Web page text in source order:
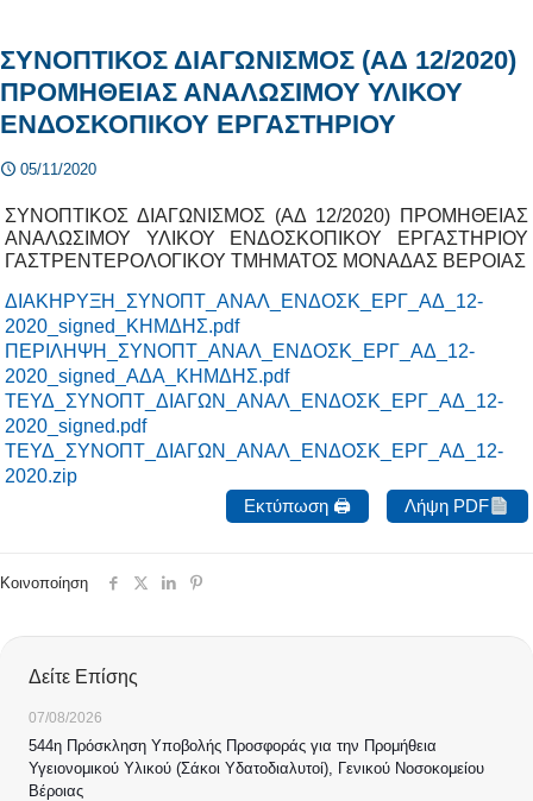
ΣΥΝΟΠΤΙΚΟΣ ΔΙΑΓΩΝΙΣΜΟΣ (ΑΔ 12/2020)
ΠΡΟΜΗΘΕΙΑΣ ΑΝΑΛΩΣΙΜΟΥ ΥΛΙΚΟΥ
ΕΝΔΟΣΚΟΠΙΚΟΥ ΕΡΓΑΣΤΗΡΙΟΥ
05/11/2020
ΣΥΝΟΠΤΙΚΟΣ ΔΙΑΓΩΝΙΣΜΟΣ (ΑΔ 12/2020) ΠΡΟΜΗΘΕΙΑΣ
ΑΝΑΛΩΣΙΜΟΥ ΥΛΙΚΟΥ ΕΝΔΟΣΚΟΠΙΚΟΥ ΕΡΓΑΣΤΗΡΙΟΥ
ΓΑΣΤΡΕΝΤΕΡΟΛΟΓΙΚΟΥ ΤΜΗΜΑΤΟΣ ΜΟΝΑΔΑΣ ΒΕΡΟΙΑΣ
ΔΙΑΚΗΡΥΞΗ_ΣΥΝΟΠΤ_ΑΝΑΛ_ΕΝΔΟΣΚ_ΕΡΓ_ΑΔ_12-
2020_signed_ΚΗΜΔΗΣ.pdf
ΠΕΡΙΛΗΨΗ_ΣΥΝΟΠΤ_ΑΝΑΛ_ΕΝΔΟΣΚ_ΕΡΓ_ΑΔ_12-
2020_signed_ΑΔΑ_ΚΗΜΔΗΣ.pdf
ΤΕΥΔ_ΣΥΝΟΠΤ_ΔΙΑΓΩΝ_ΑΝΑΛ_ΕΝΔΟΣΚ_ΕΡΓ_ΑΔ_12-
2020_signed.pdf
ΤΕΥΔ_ΣΥΝΟΠΤ_ΔΙΑΓΩΝ_ΑΝΑΛ_ΕΝΔΟΣΚ_ΕΡΓ_ΑΔ_12-
2020.zip
Εκτύπωση 🖨
Λήψη PDF
Κοινοποίηση
Δείτε Επίσης
07/08/2026
544η Πρόσκληση Υποβολής Προσφοράς για την Προμήθεια
Υγειονομικού Υλικού (Σάκοι Υδατοδιαλυτοί), Γενικού Νοσοκομείου
Βέροιας